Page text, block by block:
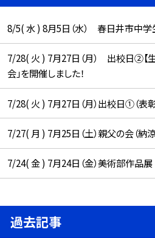
8/5( 水 ) 8月5日（水） 春日井市中学
7/28( 火 ) 7月27日（月） 出校日②【
会」を開催しました！
7/28( 火 ) 7月27日（月）出校日①（表
7/27( 月 ) 7月25日（土）親父の会（納
7/24( 金 ) 7月24日（金）美術部作品展
過去記事